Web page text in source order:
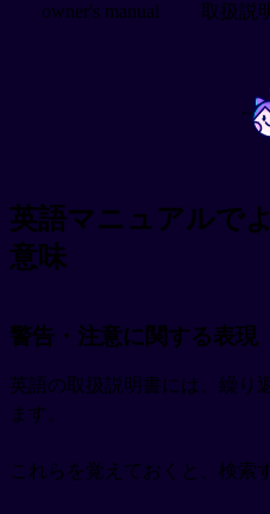
owner's manual
取扱説
~
英語マニュアルで
意味
警告・注意に関する表現
英語の取扱説明書には、繰り
ます。
これらを覚えておくと、検索